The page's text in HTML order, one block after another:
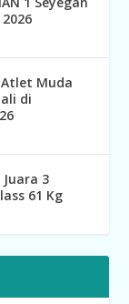
Atlet Muda
di
Juara 3
61 Kg